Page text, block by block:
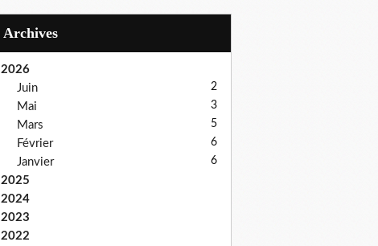
Archives
2026
Juin
2
Mai 3
Mars 5
Février 6
Janvier 6
2025
2024
2023
2022